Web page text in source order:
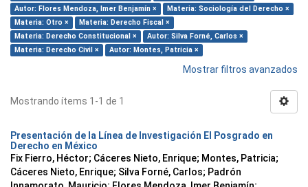
Autor: Flores Mendoza, Imer Benjamín ×
Materia: Sociología del Derecho ×
Materia: Otro ×
Materia: Derecho Fiscal ×
Materia: Derecho Constitucional ×
Autor: Silva Forné, Carlos ×
Materia: Derecho Civil ×
Autor: Montes, Patricia ×
Mostrar filtros avanzados
Mostrando ítems 1-1 de 1
Presentación de la Línea de Investigación El Posgrado en
Derecho en México
Fix Fierro, Héctor; Cáceres Nieto, Enrique; Montes, Patricia;
Cáceres Nieto, Enrique; Silva Forné, Carlos; Padrón